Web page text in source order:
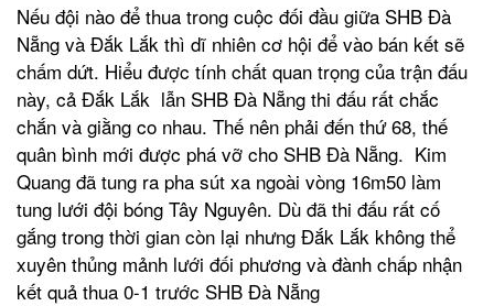
Nếu đội nào để thua trong cuộc đối đầu giữa SHB Đà
Nẵng và Đắk Lắk thì dĩ nhiên cơ hội để vào bán kết sẽ
chấm dứt. Hiểu được tính chất quan trọng của trận đấu
này, cả Đắk Lắk lẫn SHB Đà Nẵng thi đấu rất chắc
chắn và giằng co nhau. Thế nên phải đến thứ 68, thế
quân bình mới được phá vỡ cho SHB Đà Nẵng. Kim
Quang đã tung ra pha sút xa ngoài vòng 16m50 làm
tung lưới đội bóng Tây Nguyên. Dù đã thi đấu rất cố
gắng trong thời gian còn lại nhưng Đắk Lắk không thể
xuyên thủng mảnh lưới đối phương và đành chấp nhận
kết quả thua 0-1 trước SHB Đà Nẵng